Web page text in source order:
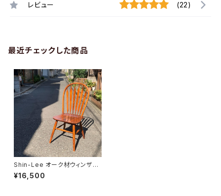
レビュー (22)
最近チェックした商品
Shin-Lee オーク材ウィンザー
チェア
¥16,500